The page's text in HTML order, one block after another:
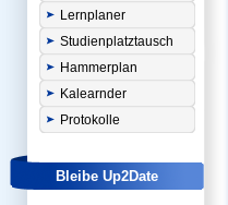
Lernplaner
Studienplatztausch
Hammerplan
Kalearnder
Protokolle
Bleibe Up2Date